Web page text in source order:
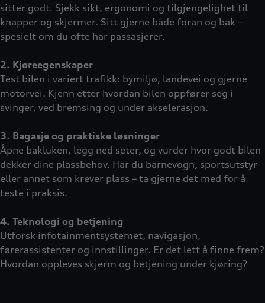
sitter godt. Sjekk sikt, ergonomi og tilgjengelighet til
knapper og skjermer. Sitt gjerne både foran og bak –
spesielt om du ofte har passasjerer.
2. Kjøreegenskaper
Test bilen i variert trafikk: bymiljø, landevei og gjerne
motorvei. Kjenn etter hvordan bilen oppfører seg i
svinger, ved bremsing og under akselerasjon.
3. Bagasje og praktiske løsninger
Åpne bakluken, legg ned seter, og vurder hvor godt bilen
dekker dine plassbehov. Har du barnevogn, sportsutstyr
eller annet som krever plass – ta gjerne det med for å
teste i praksis.
4. Teknologi og betjening
Utforsk infotainmentsystemet, navigasjon,
førerassistenter og innstillinger. Er det lett å finne frem?
Hvordan oppleves skjerm og betjening under kjøring?